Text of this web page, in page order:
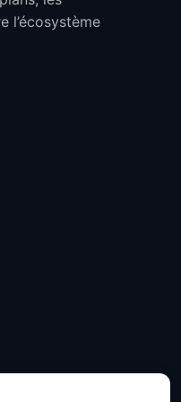
Mono supra-
- Casque
Antibruit Pour
5 Haut-Parleur
SIM 128 Go
l’écosystème